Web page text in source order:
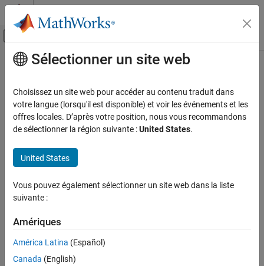
Passer au contenu
Activer/désactiver l'affichage du menu
Accueil de la documentation
GPU Coder
Kernel Creation
Kernel Creation from MATLAB Code
Enable cuFFT
Description
Programmatic Use
See Also
Contenu principal
Enable cuFFT
Replacefft function calls withcuFFT library calls
Description
App Configuration Pane:
TheEnable cuFFT
information, see
Sélectionner un site web
Choisissez un site web pour accéder au contenu traduit dans
votre langue (lorsqu'il est disponible) et voir les événements et les
offres locales. D’après votre position, nous vous recommandons
de sélectionner la région suivante :United States.
United States
Vous pouvez également sélectionner un site web dans la liste
suivante :
Amériques
América Latina (Español)
Canada (English)